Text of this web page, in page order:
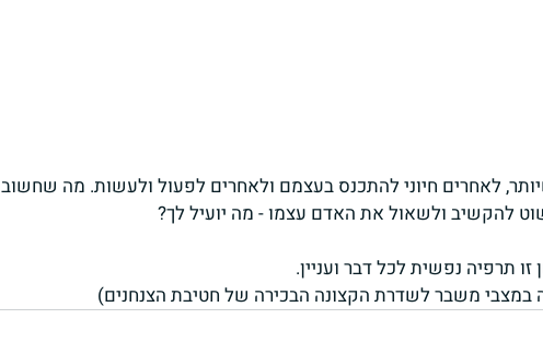
לאחרים חיוני להתכנס בעצמם ולאחרים לפעול ולעשות. מה שחשוב
להקשיב ולשאול את האדם עצמו - מה יועיל לך?
תרפיה נפשית לכל דבר ועניין.
במצבי משבר לשדרת הקצונה הבכירה של חטיבת הצנחנים)